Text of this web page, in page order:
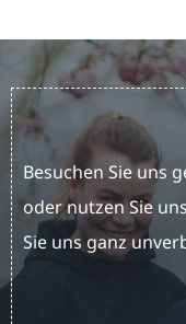
Besuchen Sie uns
oder nutzen Sie
Sie uns ganz